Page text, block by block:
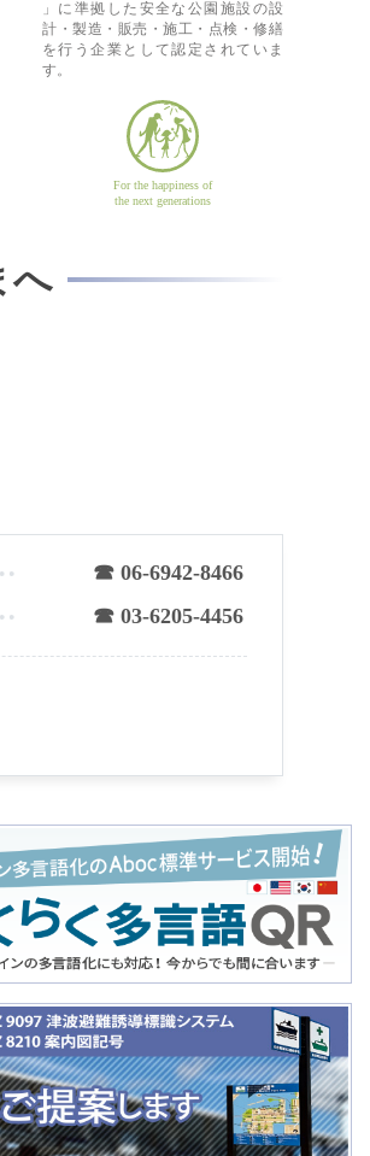
」に準拠した安全な公園施設の設
計・製造・販売・施工・点検・修繕
を行う企業として認定されていま
す。
For the happiness of
the next generations
へ
☎ 06-6942-8466
☎ 03-6205-4456